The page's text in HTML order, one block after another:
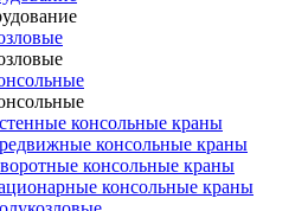
консольные краны
консольные краны
консольные краны
консольные краны